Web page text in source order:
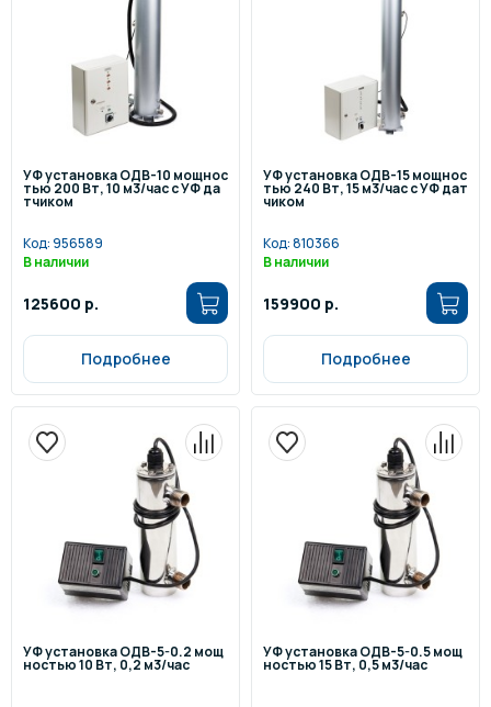
УФ установка ОДВ-10 мощнос
тью 200 Вт, 10 м3/час с УФ да
тчиком
Код:956589
В наличии
125600 р.
Подробнее
УФ установка ОДВ-15 мощнос
тью 240 Вт, 15 м3/час с УФ дат
чиком
Код:810366
В наличии
159900 р.
Подробнее
УФ установка ОДВ-5-0.2 мощ
ностью 10 Вт, 0,2 м3/час
УФ установка ОДВ-5-0.5 мощ
ностью 15 Вт, 0,5 м3/час